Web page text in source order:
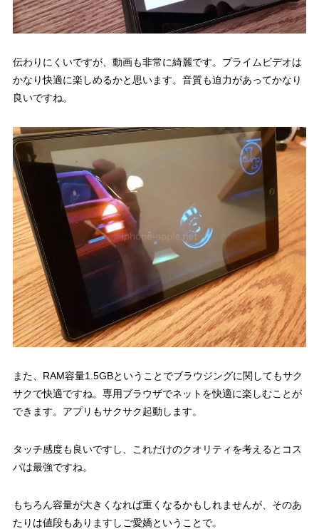
伝わりにくいですが、動画も非常に綺麗です。プライムビデオは
かなり快適に楽しめるかと思います。音質も迫力があってかなり
良いですね。
また、RAM容量1.5GBということでブラウジングに関してもサク
サクで快適ですね。専用ブラウザでネットを快適に楽しむことが
できます。アプリもサクサク起動します。
タッチ感度も良いですし、これだけのクオリティを考えるとコス
パは最強ですね。
もちろん容量が大きくなれば重くなるかもしれませんが、そのあ
たりは値段もありますしご愛嬌ということで。